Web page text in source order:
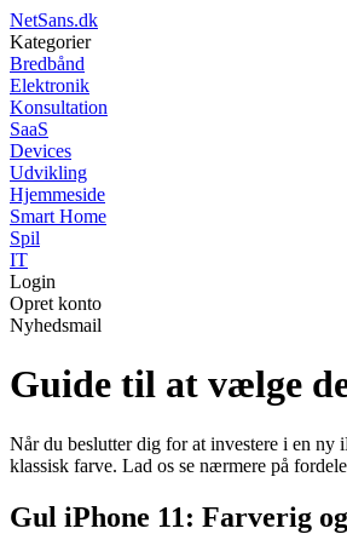
NetSans.dk
Kategorier
Bredbånd
Elektronik
Konsultation
SaaS
Devices
Udvikling
Hjemmeside
Smart Home
Spil
IT
Login
Opret konto
Nyhedsmail
Guide til at vælge
Når du beslutter dig for at investere i en ny
klassisk farve. Lad os se nærmere på
Gul iPhone 11: Farverig